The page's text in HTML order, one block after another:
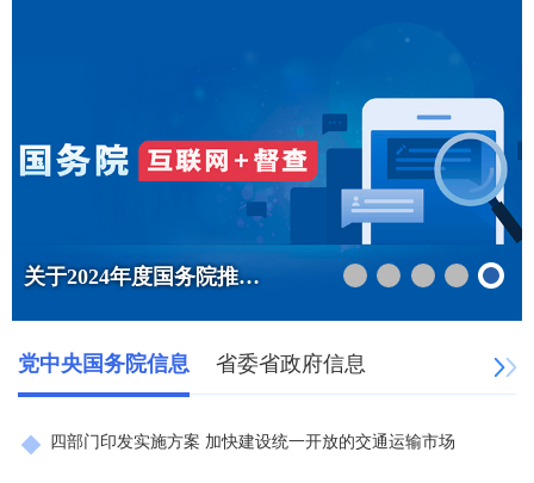
关于2024年度国务院推动高质量发展综合督查征集问题线索的公告
党中央国务院信息 省委省政府信息
四部门印发实施方案 加快建设统一开放的交通运输市场